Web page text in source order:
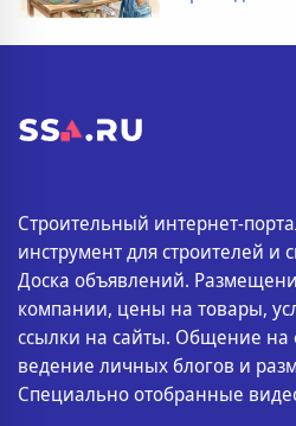
Строительный интернет-
инструмент для строителей и
Доска объявлений.
компании, цены на товары,
ссылки на сайты. Общение на
ведение личных блогов и
Специально отобранные